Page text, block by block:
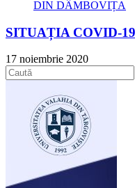
SITUAȚIA COVID-
17 noiembrie 2020